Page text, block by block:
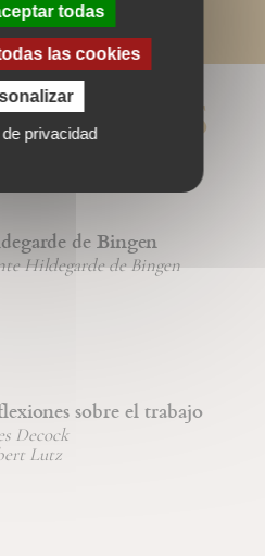
de Bingen
Hildegarde de Bingen
sobre el trabajo
Decock
Lutz
todas
las cookies
privacidad